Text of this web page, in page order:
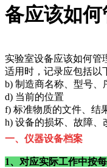
备应该如何
实验室设备应该如何管
适用时，记录应包括以
b) 制造商名称、型号、
d) 当前的位置
f) 标准物质的文件、结
h) 设备的损坏、故障、
一、仪器设备档案
1、对应实际工作中按